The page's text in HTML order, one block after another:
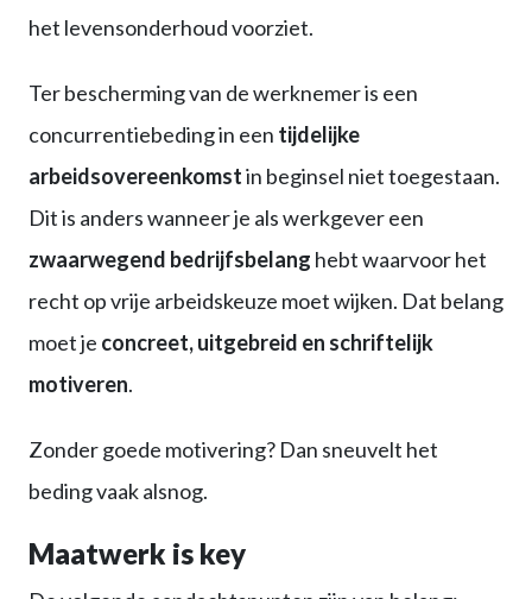
het levensonderhoud voorziet.
Ter bescherming van de werknemer is een
concurrentiebeding in een tijdelijke
arbeidsovereenkomstin beginsel niet toegestaan.
Dit is anders wanneer je als werkgever een
zwaarwegend bedrijfsbelang hebt waarvoor het
recht op vrije arbeidskeuze moet wijken. Dat belang
moet je concreet, uitgebreid en schriftelijk
motiveren.
Zonder goede motivering? Dan sneuvelt het
beding vaak alsnog.
Maatwerk is key